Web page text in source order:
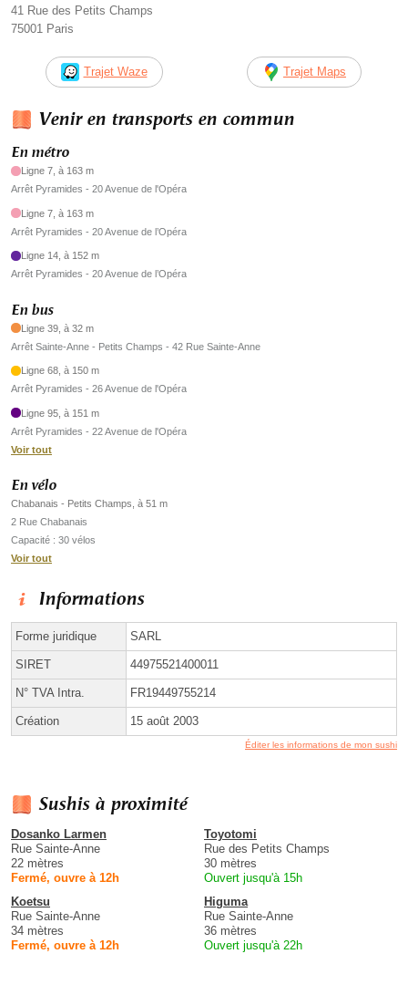
41 Rue des Petits Champs
75001 Paris
Trajet Waze Trajet Maps
Venir en transports en commun
En métro
Ligne 7, à 163 m
Arrêt Pyramides - 20 Avenue de l'Opéra
Ligne 7, à 163 m
Arrêt Pyramides - 20 Avenue de l’Opéra
Ligne 14, à 152 m
Arrêt Pyramides - 20 Avenue de l’Opéra
En bus
Ligne 39, à 32 m
Arrêt Sainte-Anne - Petits Champs - 42 Rue Sainte-Anne
Ligne 68, à 150 m
Arrêt Pyramides - 26 Avenue de l'Opéra
Ligne 95, à 151 m
Arrêt Pyramides - 22 Avenue de l'Opéra
Voir tout
En vélo
Chabanais - Petits Champs, à 51 m
2 Rue Chabanais
Capacité : 30 vélos
Voir tout
Informations
Forme juridique SARL
SIRET 44975521400011
N° TVA Intra. FR19449755214
Création 15 août 2003
Éditer les informations de mon sushi
Sushis à proximité
Dosanko Larmen
Rue Sainte-Anne
22 mètres
Fermé, ouvre à 12h
Toyotomi
Rue des Petits Champs
30 mètres
Ouvert jusqu'à 15h
Koetsu
Rue Sainte-Anne
34 mètres
Fermé, ouvre à 12h
Higuma
Rue Sainte-Anne
36 mètres
Ouvert jusqu'à 22h